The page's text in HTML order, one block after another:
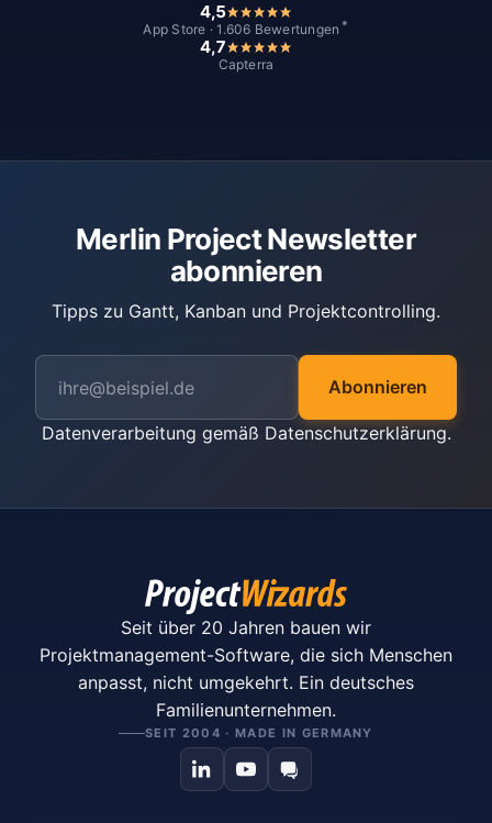
4,5
App Store · 1.606 Bewertungen *
4,7
Capterra
Merlin Project Newsletter
abonnieren
Tipps zu Gantt, Kanban und Projektcontrolling.
Abonnieren
Datenverarbeitung gemäß Datenschutzerklärung.
Seit über 20 Jahren bauen wir
Projektmanagement-Software, die sich Menschen
anpasst, nicht umgekehrt. Ein deutsches
Familienunternehmen.
SEIT 2004 · MADE IN GERMANY